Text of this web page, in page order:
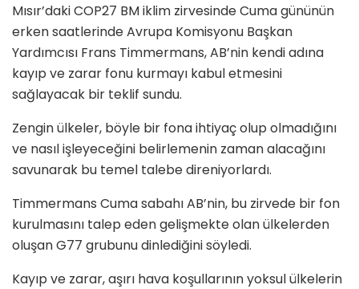
Mısır’daki COP27 BM iklim zirvesinde Cuma gününün
erken saatlerinde Avrupa Komisyonu Başkan
Yardımcısı Frans Timmermans, AB’nin kendi adına
kayıp ve zarar fonu kurmayı kabul etmesini
sağlayacak bir teklif sundu.
Zengin ülkeler, böyle bir fona ihtiyaç olup olmadığını
ve nasıl işleyeceğini belirlemenin zaman alacağını
savunarak bu temel talebe direniyorlardı.
Timmermans Cuma sabahı AB’nin, bu zirvede bir fon
kurulmasını talep eden gelişmekte olan ülkelerden
oluşan G77 grubunu dinlediğini söyledi.
Kayıp ve zarar, aşırı hava koşullarının yoksul ülkelerin